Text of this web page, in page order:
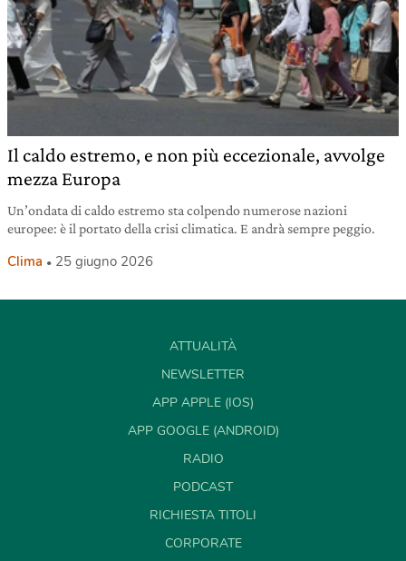
Il caldo estremo, e non più eccezionale, avvolge
mezza Europa
Un’ondata di caldo estremo sta colpendo numerose nazioni
europee: è il portato della crisi climatica. E andrà sempre peggio.
Clima 25 giugno 2026
ATTUALITÀ
NEWSLETTER
APP APPLE (IOS)
APP GOOGLE (ANDROID)
RADIO
PODCAST
RICHIESTA TITOLI
CORPORATE